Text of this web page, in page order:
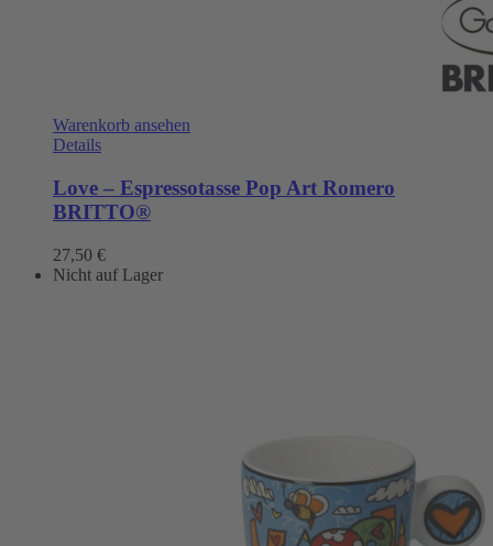
Warenkorb ansehen
Details
Love – Espressotasse Pop Art Romero
BRITTO®
27,50 €
Nicht auf Lager